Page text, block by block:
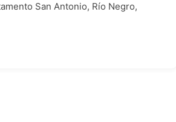
San Antonio, Río Negro,